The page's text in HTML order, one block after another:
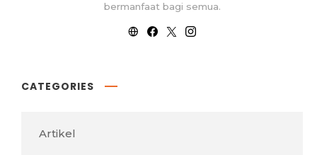
bermanfaat bagi semua.
CATEGORIES
Artikel